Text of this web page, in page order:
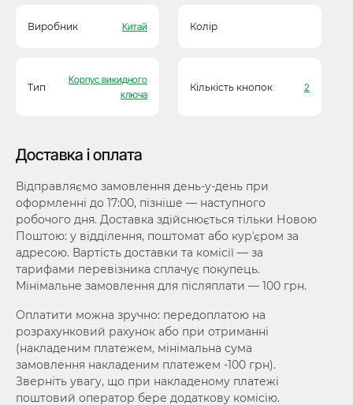
Виробник Китай Колір
Тип
Корпус викидного
ключа
Кількість кнопок 2
Доставка і оплата
Відправляємо замовлення день-у-день при
оформленні до 17:00, пізніше — наступного
робочого дня. Доставка здійснюється тільки Новою
Поштою: у відділення, поштомат або курʼєром за
адресою. Вартість доставки та комісії — за
тарифами перевізника сплачує покупець.
Мінімальне замовлення для післяплати — 100 грн.
Оплатити можна зручно: передоплатою на
розрахунковий рахунок або при отриманні
(накладеним платежем, мінімальна сума
замовлення накладеним платежем -100 грн).
Зверніть увагу, що при накладеному платежі
поштовий оператор бере додаткову комісію.